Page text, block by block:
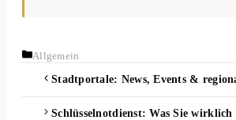
Kategorien
Allgemein
Stadtportale: News, Events &
Schlüsselnotdienst: Was Sie wirklich